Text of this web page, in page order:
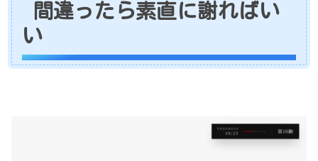
間違ったら素直に謝ればい
い